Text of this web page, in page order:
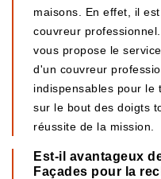
maisons. En effet, il
couvreur
vous propose le
d'un couvreur
indispensables pour le
sur le bout des doigts
réussite de la mission.
Est-il avantageux
Façades pour la